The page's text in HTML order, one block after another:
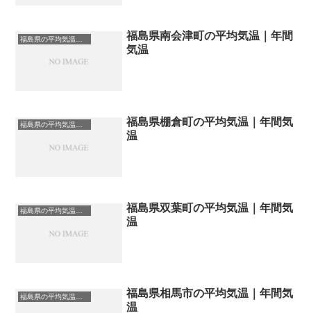
福島県南会津町の平均気温｜年間
気温
福島県の平均気温まとめ
福島県棚倉町の平均気温｜年間気
温
福島県双葉町の平均気温｜年間気
温
福島県相馬市の平均気温｜年間気
温